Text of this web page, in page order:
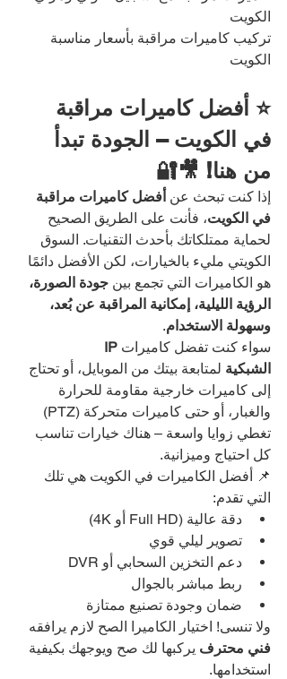
الكويت
تركيب كاميرات مراقبة بأسعار مناسبة
الكويت
⭐ أفضل كاميرات مراقبة
في الكويت – الجودة تبدأ
من هنا! 🎥🔐
إذا كنت تبحث عن أفضل كاميرات مراقبة
في الكويت، فأنت على الطريق الصحيح
لحماية ممتلكاتك بأحدث التقنيات. السوق
الكويتي مليء بالخيارات، لكن الأفضل دائمًا
هو الكاميرات التي تجمع بين جودة الصورة،
الرؤية الليلية، إمكانية المراقبة عن بُعد،
وسهولة الاستخدام.
سواء كنت تفضل كاميرات
الشبكية لمتابعة بيتك من الموبايل، أو تحتاج
إلى كاميرات خارجية مقاومة للحرارة
والغبار، أو حتى كاميرات متحركة (PTZ)
تغطي زوايا واسعة – هناك خيارات تناسب
كل احتياج وميزانية.
📌 أفضل الكاميرات في الكويت هي تلك
التي تقدم:
دقة عالية (Full HD أو 4K)
تصوير ليلي قوي
دعم التخزين السحابي أو DVR
ربط مباشر بالجوال
ضمان وجودة تصنيع ممتازة
ولا تنسى! اختيار الكاميرا الصح لازم يرافقه
فني محترف يركبها لك صح ويوجهك بكيفية
استخدامها.